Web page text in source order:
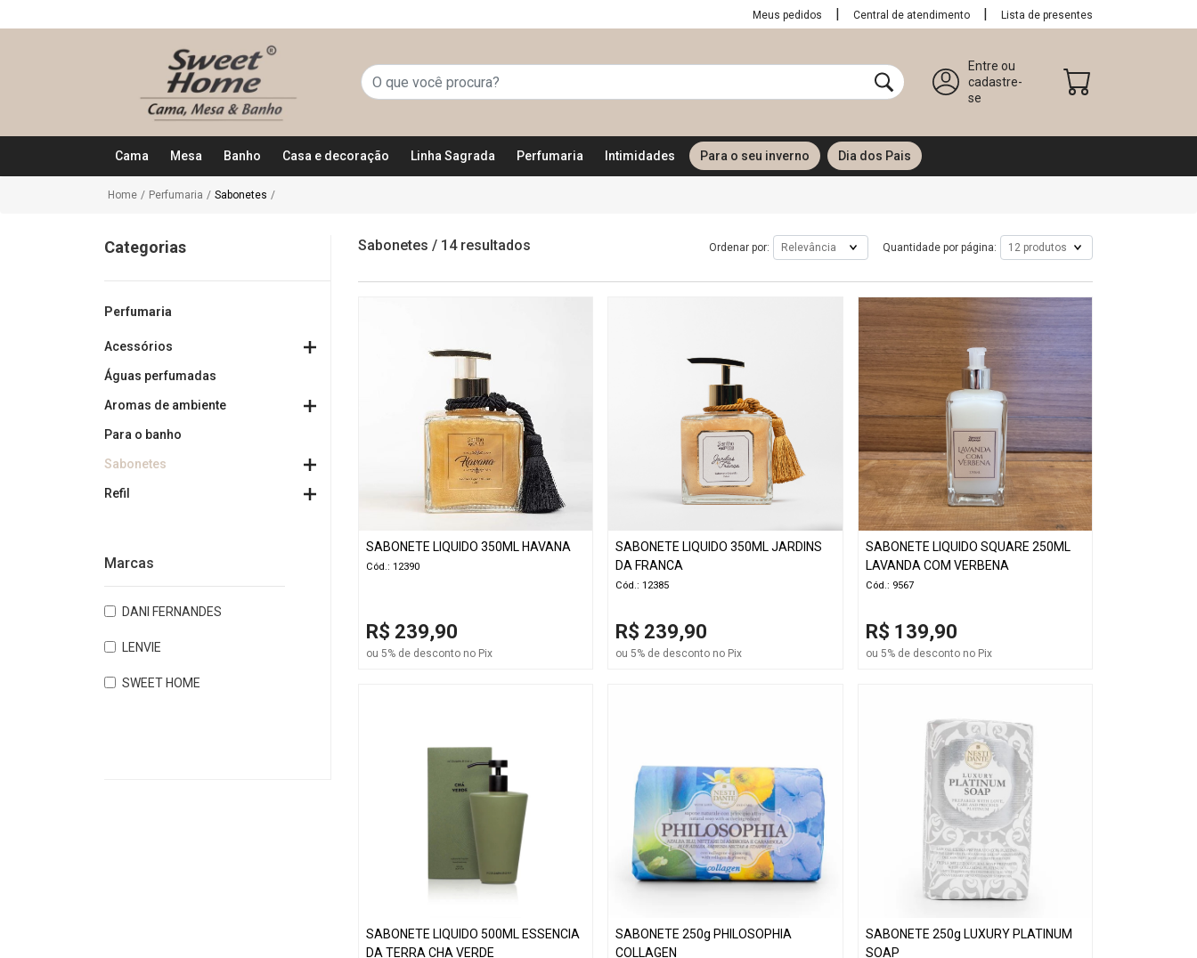
Meus pedidos Central de atendimento Lista de presentes
Entre ou
cadastre-
se
Cama Mesa Banho Casa e decoração Linha Sagrada Perfumaria Intimidades Para o seu inverno Dia dos Pais
Home / Perfumaria / Sabonetes /
Categorias
Perfumaria
Acessórios
Águas perfumadas
Aromas de ambiente
Para o banho
Sabonetes
Refil
Marcas
DANI FERNANDES
LENVIE
SWEET HOME
Sabonetes / 14 resultados Ordenar por: Quantidade por página:
SABONETE LIQUIDO 350ML HAVANA
Cód.: 12390
R$ 239,90
ou 5% de desconto no Pix
SABONETE LIQUIDO 350ML JARDINS
DA FRANCA
Cód.: 12385
R$ 239,90
ou 5% de desconto no Pix
SABONETE LIQUIDO SQUARE 250ML
LAVANDA COM VERBENA
Cód.: 9567
R$ 139,90
ou 5% de desconto no Pix
SABONETE LIQUIDO 500ML ESSENCIA
DA TERRA CHA VERDE
SABONETE 250g PHILOSOPHIA
COLLAGEN
SABONETE 250g LUXURY PLATINUM
SOAP